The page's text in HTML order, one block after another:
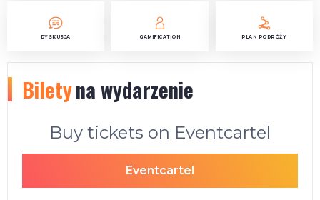
DYSKUSJA GAMIFICATION PLAN PODRÓŻY
Biletyna wydarzenie
Buy tickets on Eventcartel
Eventcartel